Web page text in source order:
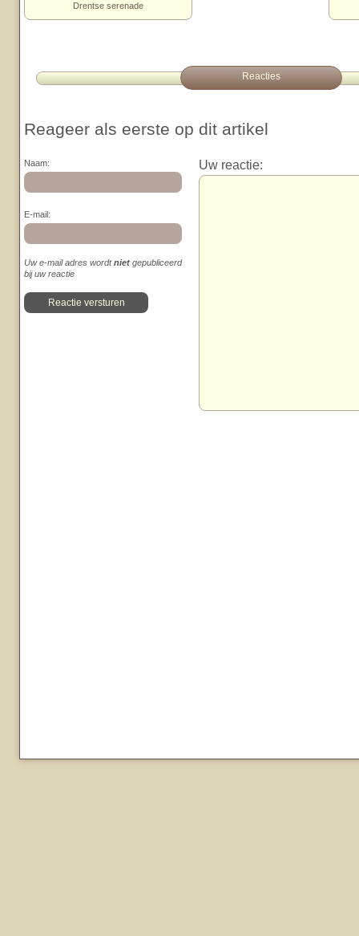
Drentse serenade
Reacties
Reageer als eerste op dit artikel
Naam:
E-mail:
Uw e-mail adres wordtniet gepubliceerd
bij uw reactie
Uw reactie: